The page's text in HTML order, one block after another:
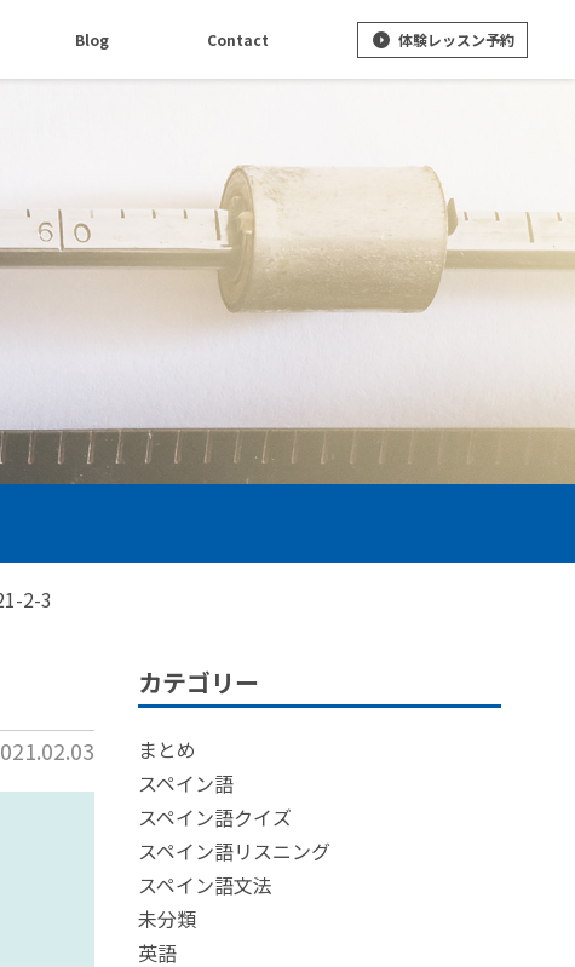
Blog Contact 体験レッスン予約
2-3
カテゴリー
まとめ
スペイン語
スペイン語クイズ
スペイン語リスニング
スペイン語文法
未分類
英語